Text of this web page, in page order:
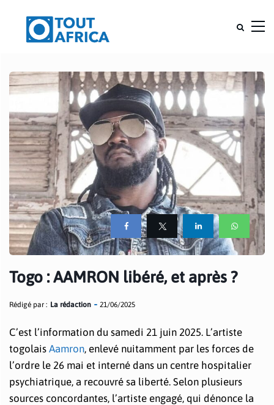
Togo : AAMRON libéré, et après ?
Rédigé par : La rédaction 21/06/2025
C’est l’information du samedi 21 juin 2025. L’artiste
togolais Aamron, enlevé nuitamment par les forces de
l’ordre le 26 mai et interné dans un centre hospitalier
psychiatrique, a recouvré sa liberté. Selon plusieurs
sources concordantes, l’artiste engagé, qui dénonce la